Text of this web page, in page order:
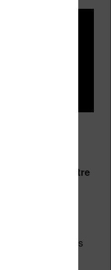
les instructions
brancher votre
le livre
être à la fois dans